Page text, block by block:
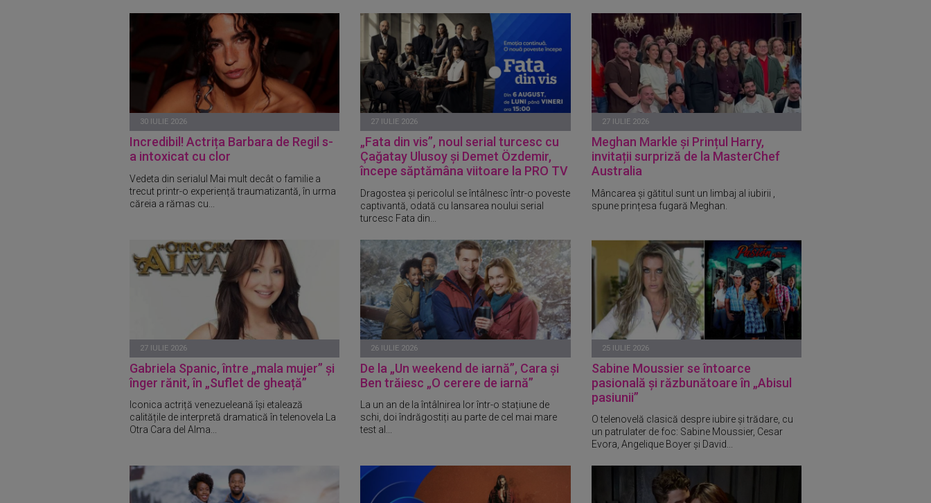
30 IULIE 2026
Incredibil! Actrița Barbara de Regil s-
a intoxicat cu clor
Vedeta din serialul Mai mult decât o familie a
trecut printr-o experiență traumatizantă, în urma
căreia a rămas cu...
27 IULIE 2026
„Fata din vis”, noul serial turcesc cu
Çağatay Ulusoy și Demet Özdemir,
începe săptămâna viitoare la PRO TV
Dragostea și pericolul se întâlnesc într-o poveste
captivantă, odată cu lansarea noului serial
turcesc Fata din...
27 IULIE 2026
Meghan Markle și Prințul Harry,
invitații surpriză de la MasterChef
Australia
Mâncarea și gătitul sunt un limbaj al iubirii ,
spune prințesa fugară Meghan.
27 IULIE 2026
Gabriela Spanic, între „mala mujer” și
înger rănit, în „Suflet de gheață”
Iconica actriță venezueleană își etalează
calitățile de interpretă dramatică în telenovela La
Otra Cara del Alma...
26 IULIE 2026
De la „Un weekend de iarnă”, Cara și
Ben trăiesc „O cerere de iarnă”
La un an de la întâlnirea lor într-o stațiune de
schi, doi îndrăgostiți au parte de cel mai mare
test al...
25 IULIE 2026
Sabine Moussier se întoarce
pasională și răzbunătoare în „Abisul
pasiunii”
O telenovelă clasică despre iubire și trădare, cu
un patrulater de foc: Sabine Moussier, Cesar
Evora, Angelique Boyer și David...